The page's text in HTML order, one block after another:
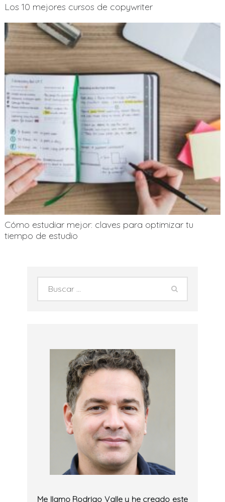
Los 10 mejores cursos de copywriter
Cómo estudiar mejor: claves para optimizar tu
tiempo de estudio
Me llamo Rodrigo Valle y he creado este